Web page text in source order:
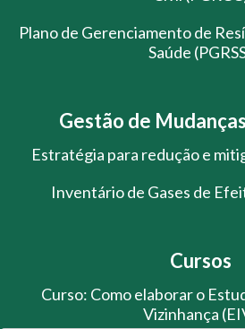
Plano de Gerenciamento de
Saúde
Gestão de
Estratégia para redução e
Inventário de Gases de
Cursos
Curso: Como elaborar o
Vizinhança